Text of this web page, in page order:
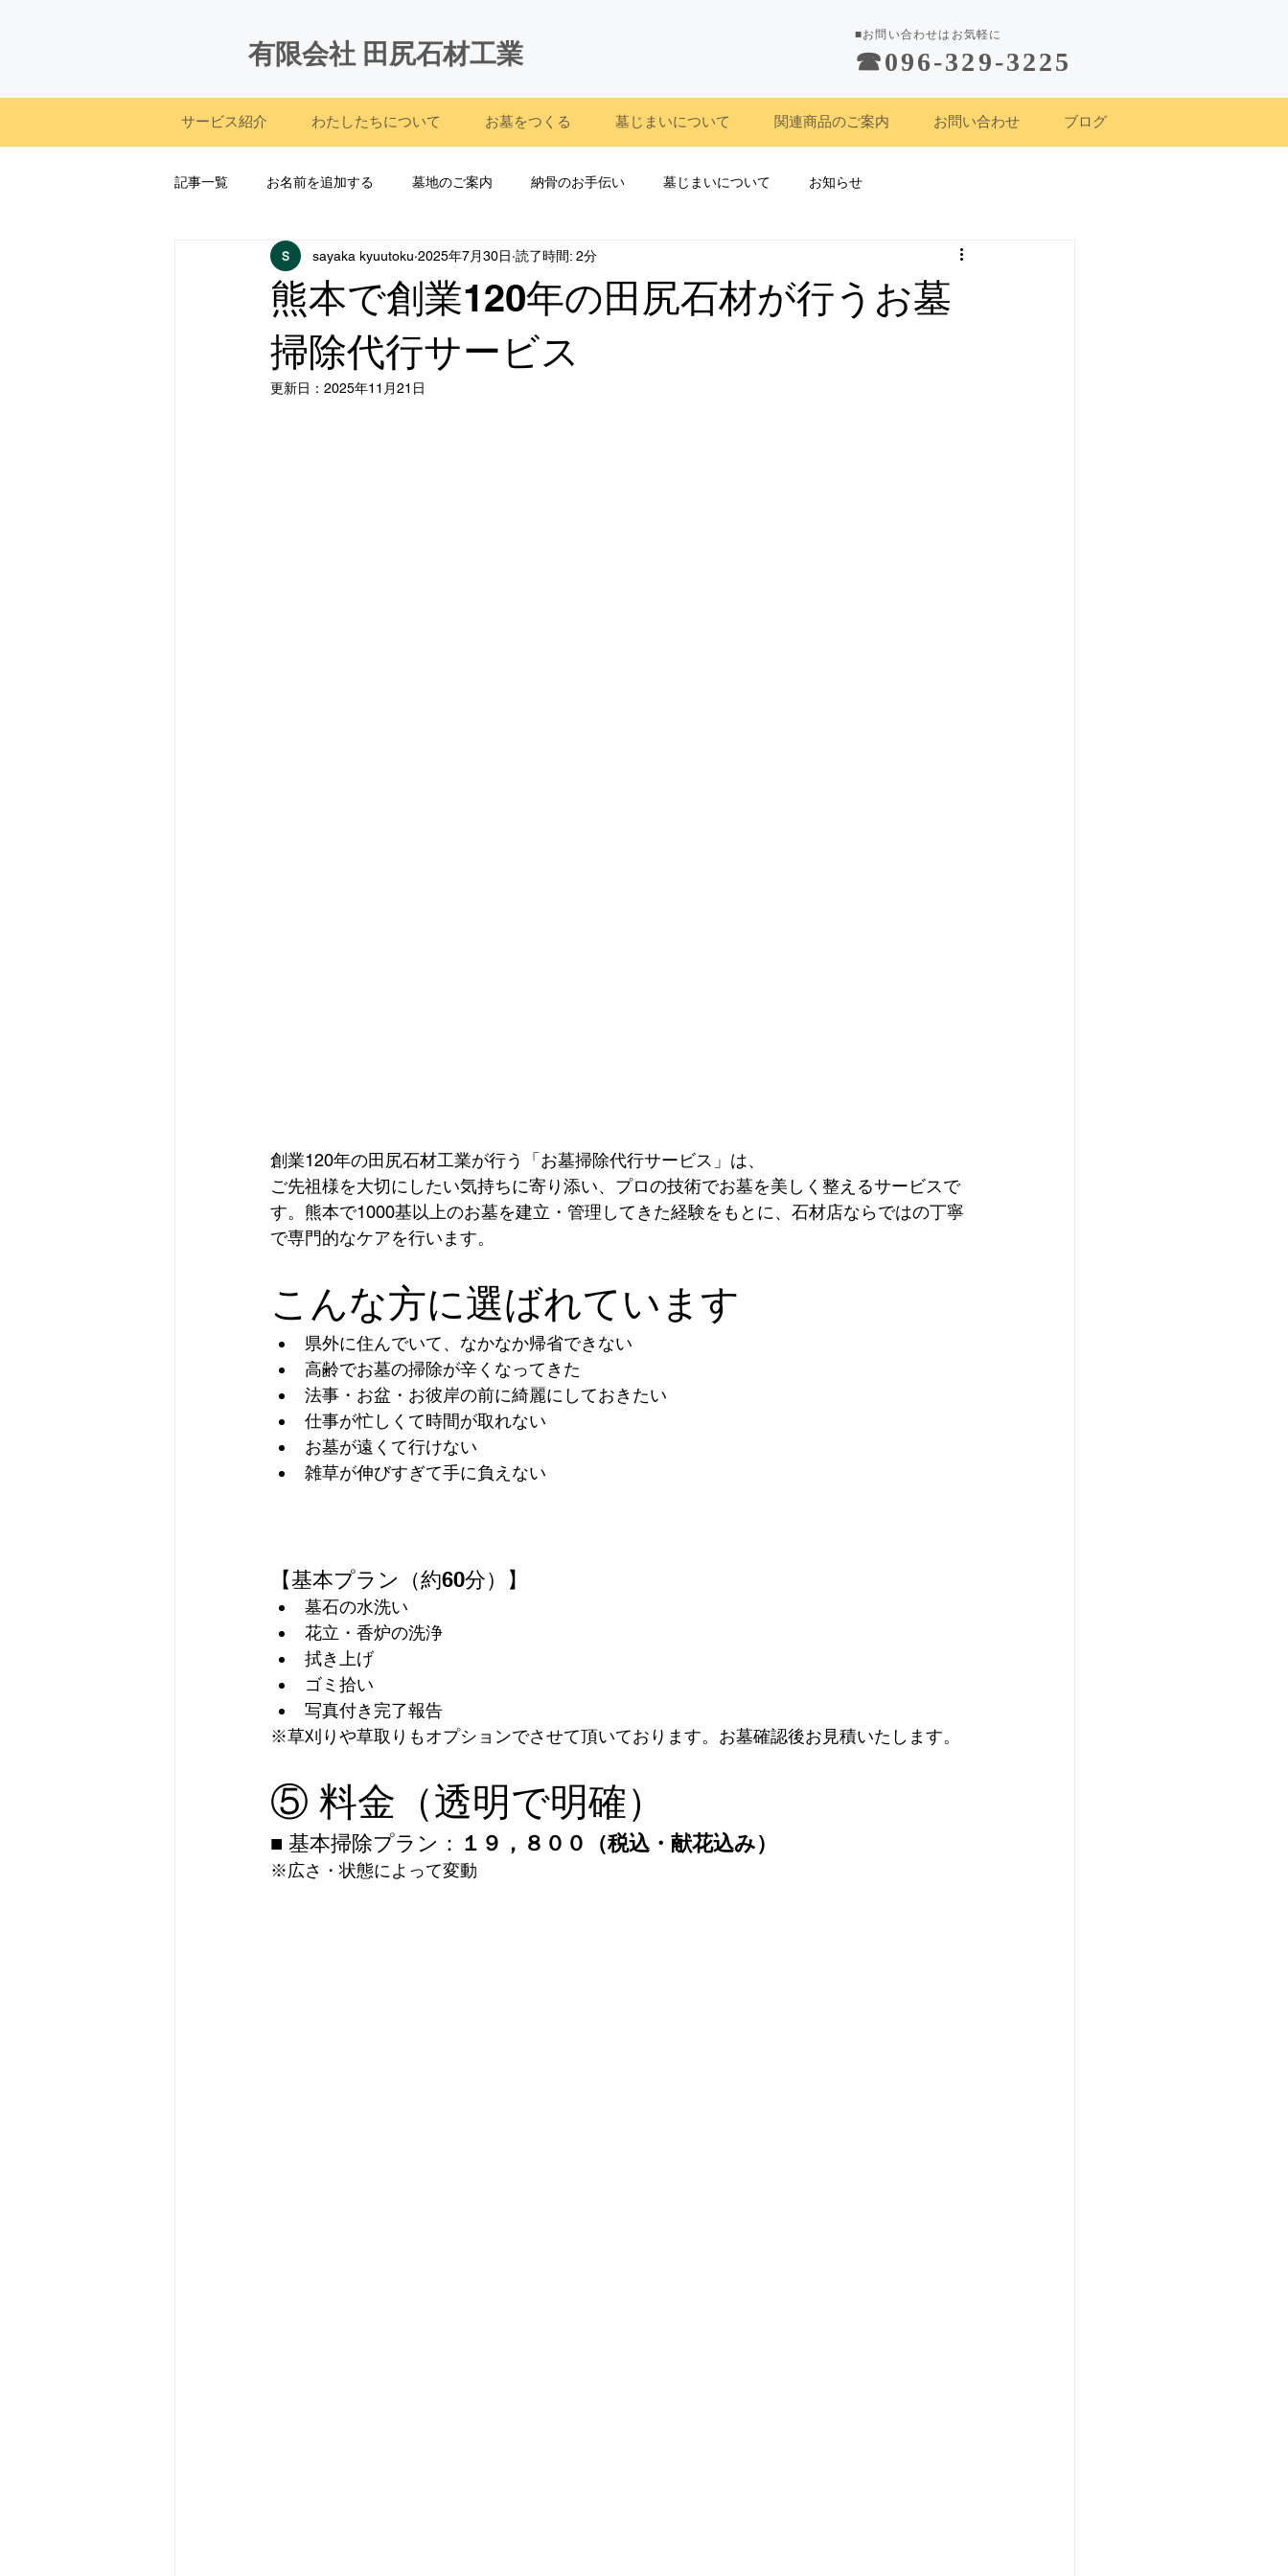
有限会社 田尻石材工業
■お問い合わせはお気軽に
☎︎096-329-3225
サービス紹介 わたしたちについて お墓をつくる 墓じまいについて 関連商品のご案内 お問い合わせ ブログ
記事一覧 お名前を追加する 墓地のご案内 納骨のお手伝い 墓じまいについて お知らせ
施工実績(墓石|リフォーム|記念碑他) お墓のサービス
熊本で創業120年の田尻石材が行うお墓
掃除代行サービス
sayaka kyuutoku 2025年7月30日 読了時間: 2分
更新日： 2025年11月21日
創業120年の田尻石材工業が行う「お墓掃除代行サービス」は、
ご先祖様を大切にしたい気持ちに寄り添い、プロの技術でお墓を美しく整えるサービスで
す。熊本で1000基以上のお墓を建立・管理してきた経験をもとに、石材店ならではの丁寧
で専門的なケアを行います。
こんな方に選ばれています
県外に住んでいて、なかなか帰省できない
高齢でお墓の掃除が辛くなってきた
法事・お盆・お彼岸の前に綺麗にしておきたい
仕事が忙しくて時間が取れない
お墓が遠くて行けない
雑草が伸びすぎて手に負えない
【基本プラン（約60分）】
墓石の水洗い
花立・香炉の洗浄
拭き上げ
ゴミ拾い
写真付き完了報告
※草刈りや草取りもオプションでさせて頂いております。お墓確認後お見積いたします。
⑤ 料金（透明で明確）
■ 基本掃除プラン： １９，８００（税込・献花込み）
※広さ・状態によって変動